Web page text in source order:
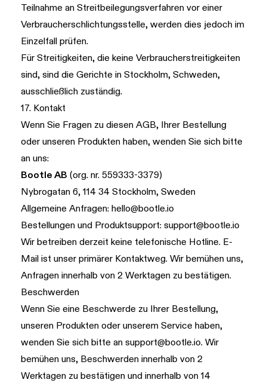
Teilnahme an Streitbeilegungsverfahren vor einer
Verbraucherschlichtungsstelle, werden dies jedoch im
Einzelfall prüfen.
Für Streitigkeiten, die keine Verbraucherstreitigkeiten
sind, sind die Gerichte in Stockholm, Schweden,
ausschließlich zuständig.
17. Kontakt
Wenn Sie Fragen zu diesen AGB, Ihrer Bestellung
oder unseren Produkten haben, wenden Sie sich bitte
an uns:
Bootle AB (org. nr. 559333-3379)
Nybrogatan 6, 114 34 Stockholm, Sweden
Allgemeine Anfragen:hello@bootle.io
Bestellungen und Produktsupport:support@bootle.io
Wir betreiben derzeit keine telefonische Hotline. E-
Mail ist unser primärer Kontaktweg. Wir bemühen uns,
Anfragen innerhalb von 2 Werktagen zu bestätigen.
Beschwerden
Wenn Sie eine Beschwerde zu Ihrer Bestellung,
unseren Produkten oder unserem Service haben,
wenden Sie sich bitte ansupport@bootle.io. Wir
bemühen uns, Beschwerden innerhalb von 2
Werktagen zu bestätigen und innerhalb von 14